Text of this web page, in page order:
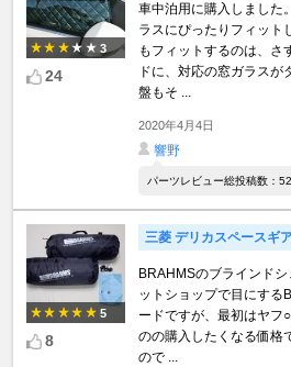
3
24
車中泊用に購入しました
ラスにぴったりフィット
もフィットするのは、さ
ドに、対応の窓ガラスが
盤もそ ...
2020年4月4日
響野
パーツレビュー総投稿数：
5
8
三菱 デリカスペースギ
BRAHMSのブラインド
ットショップで目にする
ードですが、最初はヤフ
のの購入したくなる価格
ので ...